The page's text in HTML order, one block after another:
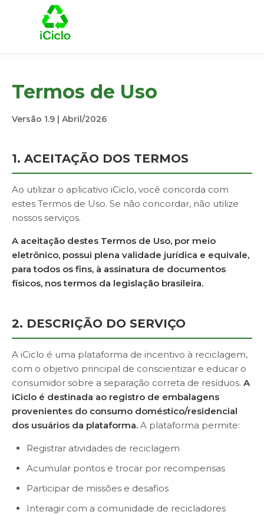
Termos de Uso
Versão 1.9 | Abril/2026
1. ACEITAÇÃO DOS TERMOS
Ao utilizar o aplicativo iCiclo, você concorda com
estes Termos de Uso. Se não concordar, não utilize
nossos serviços.
A aceitação destes Termos de Uso, por meio
eletrônico, possui plena validade jurídica e equivale,
para todos os fins, à assinatura de documentos
físicos, nos termos da legislação brasileira.
2. DESCRIÇÃO DO SERVIÇO
A iCiclo é uma plataforma de incentivo à reciclagem,
com o objetivo principal de conscientizar e educar o
consumidor sobre a separação correta de resíduos. A
iCiclo é destinada ao registro de embalagens
provenientes do consumo doméstico/residencial
dos usuários da plataforma. A plataforma permite:
Registrar atividades de reciclagem
Acumular pontos e trocar por recompensas
Participar de missões e desafios
Interagir com a comunidade de recicladores